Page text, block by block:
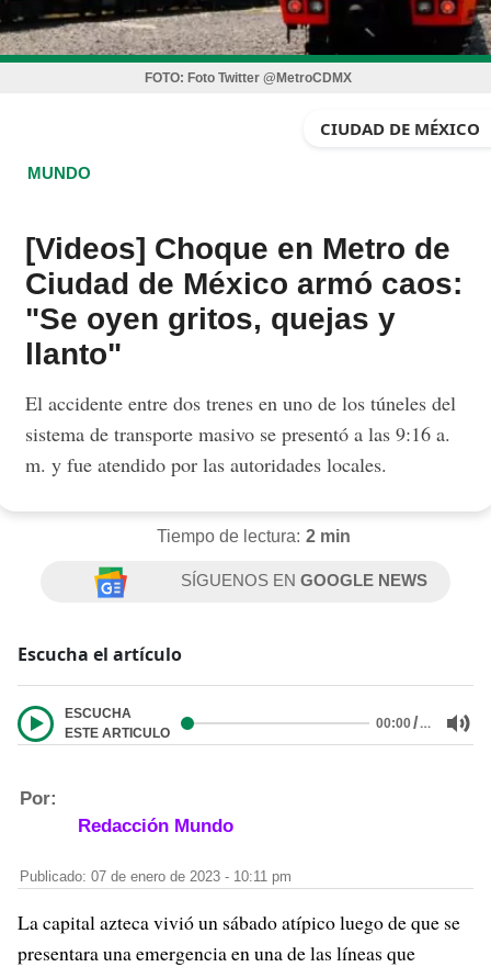
FOTO: Foto Twitter @MetroCDMX
CIUDAD DE MÉXICO
MUNDO
[Videos] Choque en Metro de
Ciudad de México armó caos:
"Se oyen gritos, quejas y
llanto"
El accidente entre dos trenes en uno de los túneles del
sistema de transporte masivo se presentó a las 9:16 a.
m. y fue atendido por las autoridades locales.
Tiempo de lectura: 2 min
SÍGUENOS ENGOOGLE NEWS
Escucha el artículo
ESCUCHA
ESTE ARTICULO
00:00/…
Por:
Redacción Mundo
Publicado: 07 de enero de 2023 - 10:11 pm
La capital azteca vivió un sábado atípico luego de que se
presentara una emergencia en una de las líneas que